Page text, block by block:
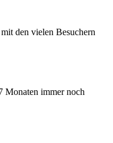
den vielen Besuchern
Monaten immer noch